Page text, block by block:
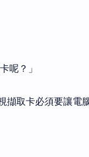
呢？」
擷取卡必須要讓